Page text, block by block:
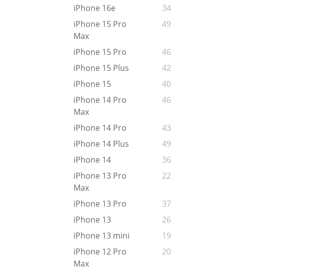
iPhone 16e
34
iPhone 15 Pro
Max
49
iPhone 15 Pro
46
iPhone 15 Plus
42
iPhone 15
40
iPhone 14 Pro
Max
46
iPhone 14 Pro
43
iPhone 14 Plus
49
iPhone 14
36
iPhone 13 Pro
Max
22
iPhone 13 Pro
37
iPhone 13
26
iPhone 13 mini
19
iPhone 12 Pro
Max
20